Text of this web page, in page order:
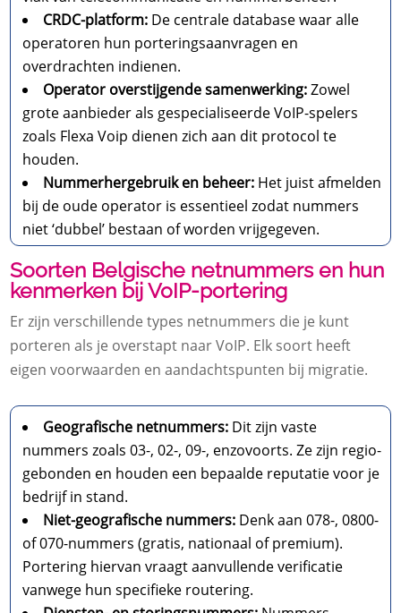
CRDC-platform: De centrale database waar alle
operatoren hun porteringsaanvragen en
overdrachten indienen.
Operator overstijgende samenwerking:Zowel
grote aanbieder als gespecialiseerde VoIP-spelers
zoals Flexa Voip dienen zich aan dit protocol te
houden.
Nummerhergebruik en beheer: Het juist afmelden
bij de oude operator is essentieel zodat nummers
niet ‘dubbel’ bestaan of worden vrijgegeven.
Soorten Belgische netnummers en hun
kenmerken bij VoIP-portering
Er zijn verschillende types netnummers die je kunt
porteren als je overstapt naar VoIP. Elk soort heeft
eigen voorwaarden en aandachtspunten bij migratie.
Geografische netnummers: Dit zijn vaste
nummers zoals 03-, 02-, 09-, enzovoorts. Ze zijn regio-
gebonden en houden een bepaalde reputatie voor je
bedrijf in stand.
Niet-geografische nummers: Denk aan 078-, 0800-
of 070-nummers (gratis, nationaal of premium).
Portering hiervan vraagt aanvullende verificatie
vanwege hun specifieke routering.